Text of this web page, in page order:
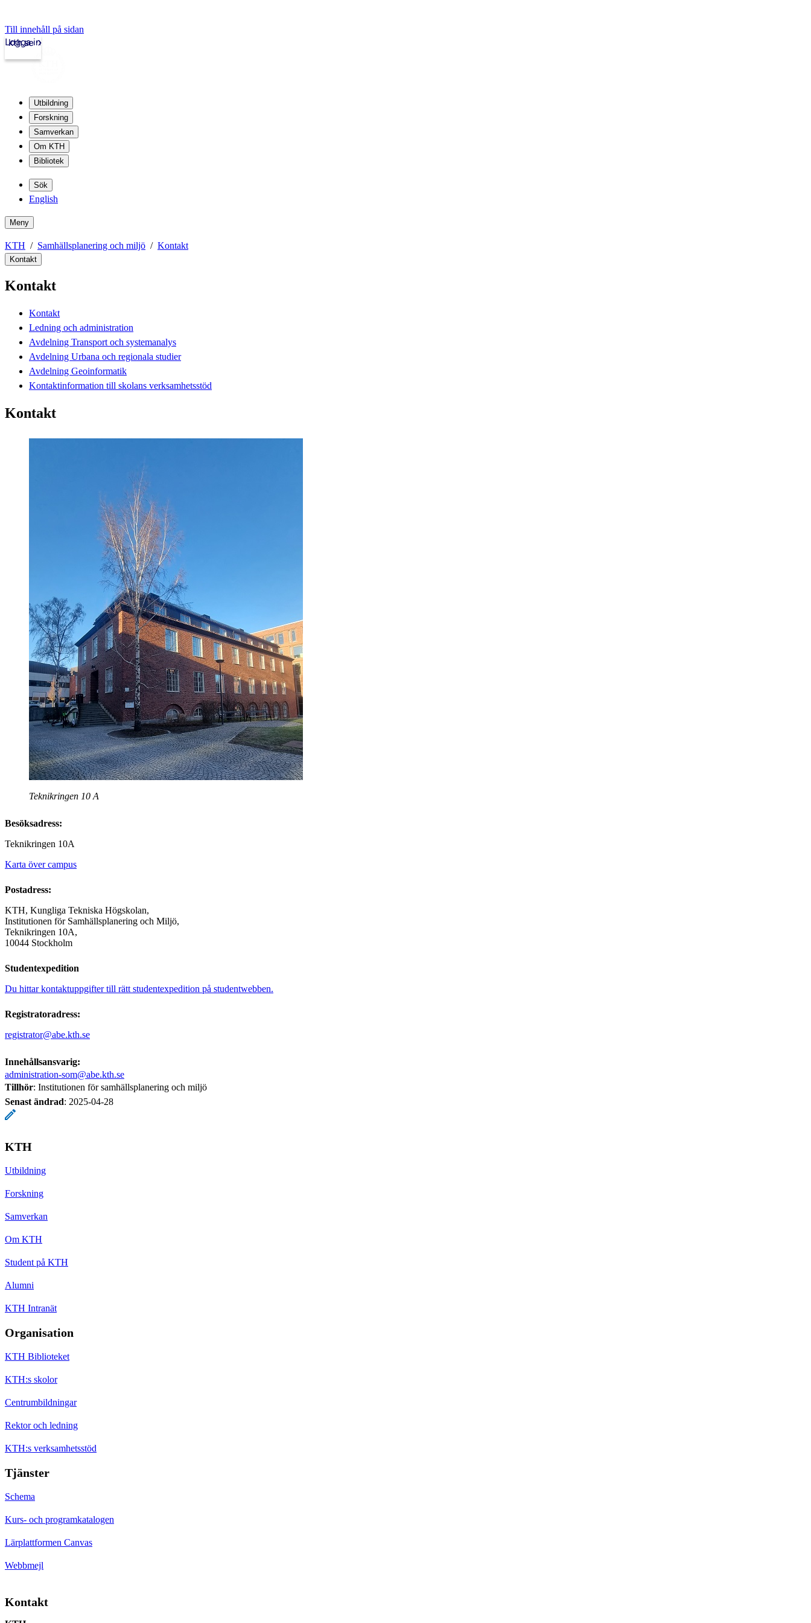
Till innehåll på sidan
kth.se
Logga in
Utbildning
Forskning
Samverkan
Om KTH
Bibliotek
Sök
English
Meny
KTH Samhällsplanering och miljö Kontakt
Kontakt
Kontakt
Kontakt
Ledning och administration
Avdelning Transport och systemanalys
Avdelning Urbana och regionala studier
Avdelning Geoinformatik
Kontaktinformation till skolans verksamhetsstöd
Kontakt
Teknikringen 10 A
Besöksadress:
Teknikringen 10A ​​
Karta över campus
Postadress:
KTH, Kungliga Tekniska Högskolan,
Institutionen för Samhällsplanering och Miljö,
Teknikringen 10A,
10044 Stockholm
Studentexpedition
Du hittar kontaktuppgifter till rätt studentexpedition på studentwebben.
Registratoradress:
registrator@abe.kth.se
Innehållsansvarig:
administration-som@abe.kth.se
Tillhör: Institutionen för samhällsplanering och miljö
Senast ändrad: 2025-04-28
KTH
Utbildning
Forskning
Samverkan
Om KTH
Student på KTH
Alumni
KTH Intranät
Organisation
KTH Biblioteket
KTH:s skolor
Centrumbildningar
Rektor och ledning
KTH:s verksamhetsstöd
Tjänster
Schema
Kurs- och programkatalogen
Lärplattformen Canvas
Webbmejl
Kontakt